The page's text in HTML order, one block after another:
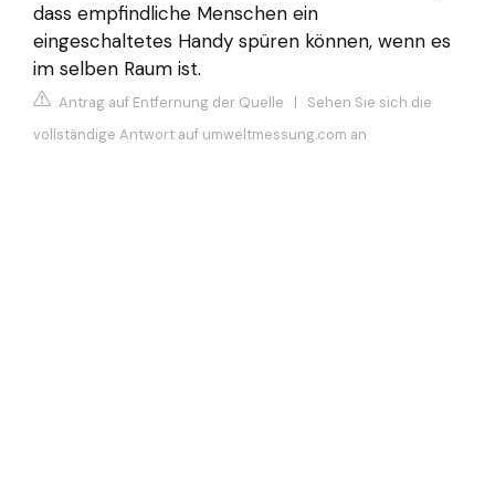
dass empfindliche Menschen ein
eingeschaltetes Handy spüren können, wenn es
im selben Raum ist.
Antrag auf Entfernung der Quelle | Sehen Sie sich die
vollständige Antwort auf umweltmessung.com an